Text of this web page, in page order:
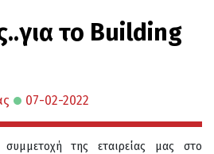
το Building
07-02-2022
της εταιρείας μας στο